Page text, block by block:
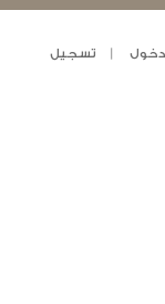
دخول تسجيل